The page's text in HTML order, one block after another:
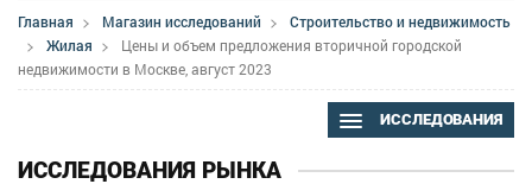
Главная Магазин исследований
Строительство и недвижимость
Жилая
Цены и объем предложения вторичной городской
недвижимости в Москве, август 2023
ИССЛЕДОВАНИЯ
ИССЛЕДОВАНИЯ РЫНКА